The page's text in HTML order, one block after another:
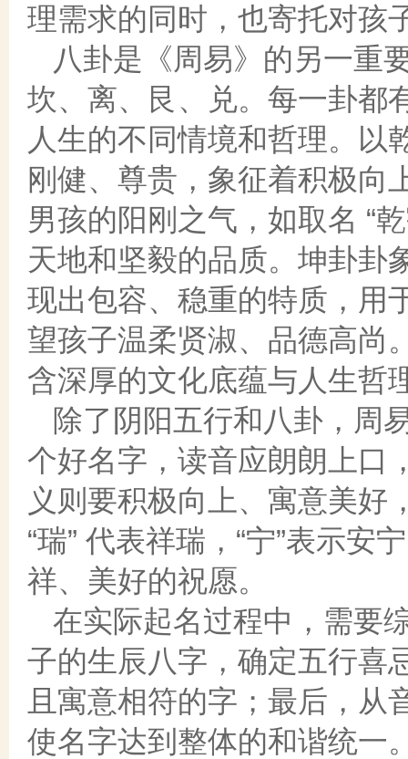
理需求的同时，也寄托对孩
八卦是《周易》的另一重
坎、离、艮、兑。每一卦都
人生的不同情境和哲理。以
刚健、尊贵，象征着积极向
男孩的阳刚之气，如取名 “
天地和坚毅的品质。坤卦卦
现出包容、稳重的特质，用
望孩子温柔贤淑、品德高尚
含深厚的文化底蕴与人生哲
除了阴阳五行和八卦，周
个好名字，读音应朗朗上口
义则要积极向上、寓意美好
“瑞” 代表祥瑞，“宁”表示安
祥、美好的祝愿。
在实际起名过程中，需要
子的生辰八字，确定五行喜
且寓意相符的字；最后，从
使名字达到整体的和谐统一